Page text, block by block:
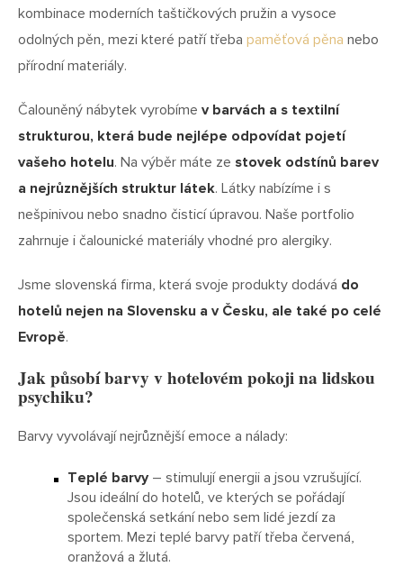
kombinace moderních taštičkových pružin a vysoce
odolných pěn, mezi které patří třeba paměťová pěna nebo
přírodní materiály.
Čalouněný nábytek vyrobíme v barvách a s textilní
strukturou, která bude nejlépe odpovídat pojetí
vašeho hotelu. Na výběr máte ze stovek odstínů barev
a nejrůznějších struktur látek. Látky nabízíme i s
nešpinivou nebo snadno čisticí úpravou. Naše portfolio
zahrnuje i čalounické materiály vhodné pro alergiky.
Jsme slovenská firma, která svoje produkty dodává do
hotelů nejen na Slovensku a v Česku, ale také po celé
Evropě.
Jak působí barvy v hotelovém pokoji na lidskou
psychiku?
Barvy vyvolávají nejrůznější emoce a nálady:
Teplé barvy – stimulují energii a jsou vzrušující.
Jsou ideální do hotelů, ve kterých se pořádají
společenská setkání nebo sem lidé jezdí za
sportem. Mezi teplé barvy patří třeba červená,
oranžová a žlutá.